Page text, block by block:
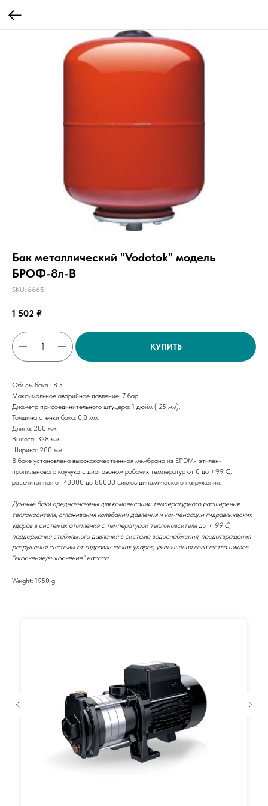
Бак металлический "Vodotok" модель
БРОФ-8л-В
SKU: 6665
1 502 ₽
КУПИТЬ
Объем бака : 8 л.
Максимальное аварийное давление: 7 бар.
Диаметр присоединительного штуцера: 1 дюйм ( 25 мм).
Толщина стенки бака: 0,8 мм.
Длина: 200 мм.
Высота: 328 мм.
Ширина: 200 мм.
В баке установлена высококачественная мембрана из EPDM- этилен-
пропиленового каучука с диапазоном рабочих температур от 0 до +99 С,
рассчитанная от 40000 до 80000 циклов динамического нагружения.
Данные баки предназначены для компенсации температурного расширения
теплоносителя, сглаживания колебаний давления и компенсации гидравлических
ударов в системах отопления с температурой теплоновсителя до + 99 С,
поддержания стабильного давления в системе водоснабжения, предотвращения
разрушения системы от гидравлических ударов, уменьшения количества циклов
"включение/выключение" насоса.
Weight: 1950 g